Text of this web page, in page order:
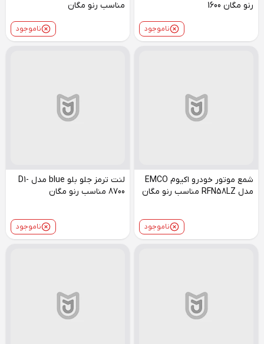
رنو مگان 1600
ناموجود
مناسب رنو مگان
ناموجود
شمع موتور خودرو اکیوم EMCO
مدل RFN58LZ مناسب رنو مگان
ناموجود
لنت ترمز جلو بلو blue مدل D1-
8700 مناسب رنو مگان
ناموجود